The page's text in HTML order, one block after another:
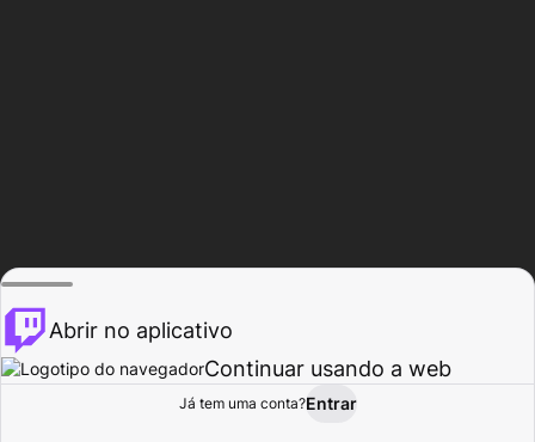
Procurar Atividade
Abrir no aplicativo
Continuar usando a web
Já tem uma conta?Entrar